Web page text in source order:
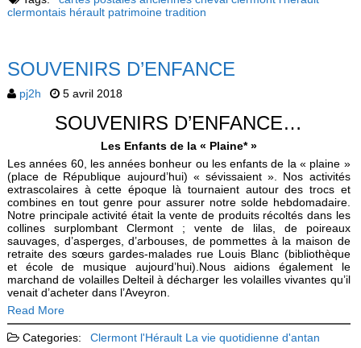
clermontais hérault patrimoine tradition
SOUVENIRS D’ENFANCE
pj2h 5 avril 2018
SOUVENIRS D’ENFANCE…
Les Enfants de la « Plaine* »
Les années 60, les années bonheur ou les enfants de la « plaine »
(place de République aujourd’hui) « sévissaient ». Nos activités
extrascolaires à cette époque là tournaient autour des trocs et
combines en tout genre pour assurer notre solde hebdomadaire.
Notre principale activité était la vente de produits récoltés dans les
collines surplombant Clermont ; vente de lilas, de poireaux
sauvages, d’asperges, d’arbouses, de pommettes à la maison de
retraite des sœurs gardes-malades rue Louis Blanc (bibliothèque
et école de musique aujourd’hui).Nous aidions également le
marchand de volailles Delteil à décharger les volailles vivantes qu’il
venait d’acheter dans l’Aveyron.
Read More
Categories: Clermont l'Hérault La vie quotidienne d'antan